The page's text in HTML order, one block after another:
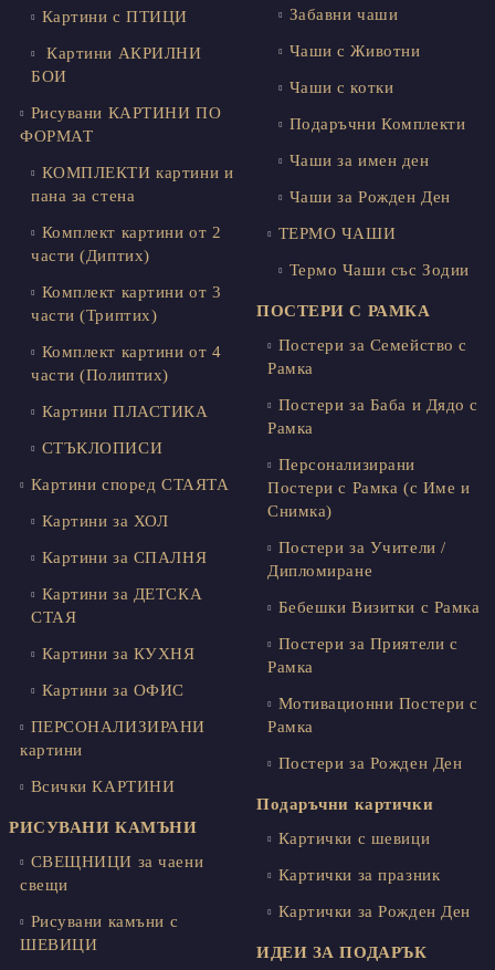
Картини с ПТИЦИ
Картини АКРИЛНИ
БОИ
Рисувани КАРТИНИ ПО
ФОРМАТ
КОМПЛЕКТИ картини и
пана за стена
Комплект картини от 2
части (Диптих)
Комплект картини от 3
части (Триптих)
Комплект картини от 4
части (Полиптих)
Картини ПЛАСТИКА
СТЪКЛОПИСИ
Картини според СТАЯТА
Картини за ХОЛ
Картини за СПАЛНЯ
Картини за ДЕТСКА
СТАЯ
Картини за КУХНЯ
Картини за ОФИС
ПЕРСОНАЛИЗИРАНИ
картини
Всички КАРТИНИ
РИСУВАНИ КАМЪНИ
СВЕЩНИЦИ за чаени
свещи
Рисувани камъни с
ШЕВИЦИ
Забавни чаши
Чаши с Животни
Чаши с котки
Подаръчни Комплекти
Чаши за имен ден
Чаши за Рожден Ден
ТЕРМО ЧАШИ
Термо Чаши със Зодии
ПОСТЕРИ С РАМКА
Постери за Семейство с
Рамка
Постери за Баба и Дядо с
Рамка
Персонализирани
Постери с Рамка (с Име и
Снимка)
Постери за Учители /
Дипломиране
Бебешки Визитки с Рамка
Постери за Приятели с
Рамка
Мотивационни Постери с
Рамка
Постери за Рожден Ден
Подаръчни картички
Картички с шевици
Картички за празник
Картички за Рожден Ден
ИДЕИ ЗА ПОДАРЪК